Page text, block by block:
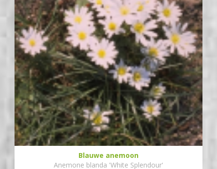
Blauwe anemoon
Anemone blanda 'White Splendour'